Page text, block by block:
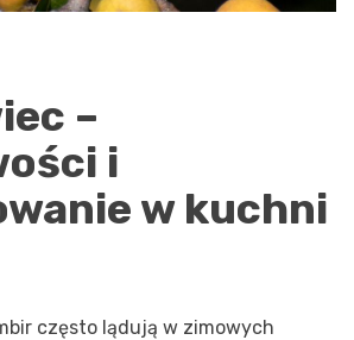
–
i
w kuchni
często lądują w zimowych